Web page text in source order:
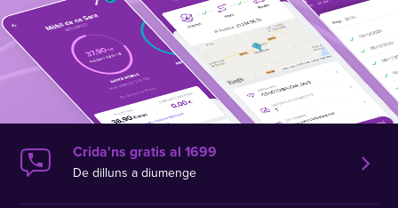
Crida'ns gratis al 1699
De dilluns a diumenge